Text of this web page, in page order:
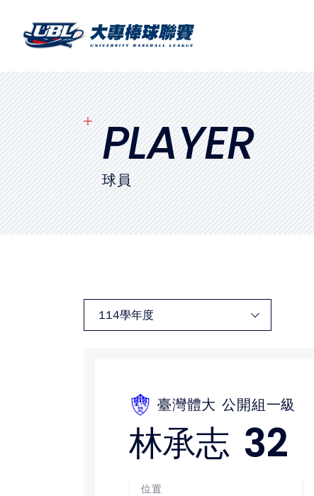
SITEMAP
首頁
球隊戰績
賽程表
球隊與球員
裁判
最新消息
PLAYER
球員
臺灣體大 公開組一級
林承志 32
位置